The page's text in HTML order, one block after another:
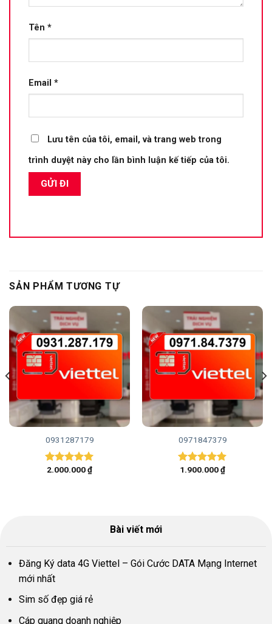
Tên *
Email *
Lưu tên của tôi, email, và trang web trong
trình duyệt này cho lần bình luận kế tiếp của tôi.
SẢN PHẨM TƯƠNG TỰ
0931287179
Được xếp
2.000.000₫
0971847379
Được xếp
1.900.000₫
Bài viết mới
Đăng Ký data 4G Viettel – Gói Cước DATA Mạng Internet
mới nhất
Sim số đẹp giá rẻ
Cáp quang doanh nghiệp